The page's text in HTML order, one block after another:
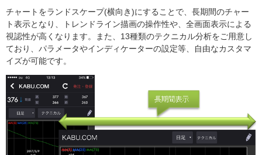
チャートをランドスケープ(横向き)にすることで、長期間のチャー
ト表示となり、トレンドライン描画の操作性や、全画面表示による
視認性が高くなります。また、13種類のテクニカル分析をご用意し
ており、パラメータやインディケーターの設定等、自由なカスタマ
イズが可能です。